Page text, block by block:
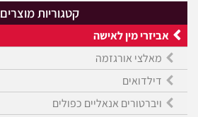
קטגוריות מוצרים
אביזרי מין לאישה
מאלצי אורגזמה
דילדואים
ויברטורים אנאליים כפולים